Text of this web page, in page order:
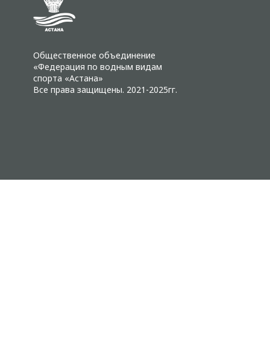
Общественное объединение
«Федерация по водным видам
спорта «Астана»
Все права защищены. 2021-2025гг.